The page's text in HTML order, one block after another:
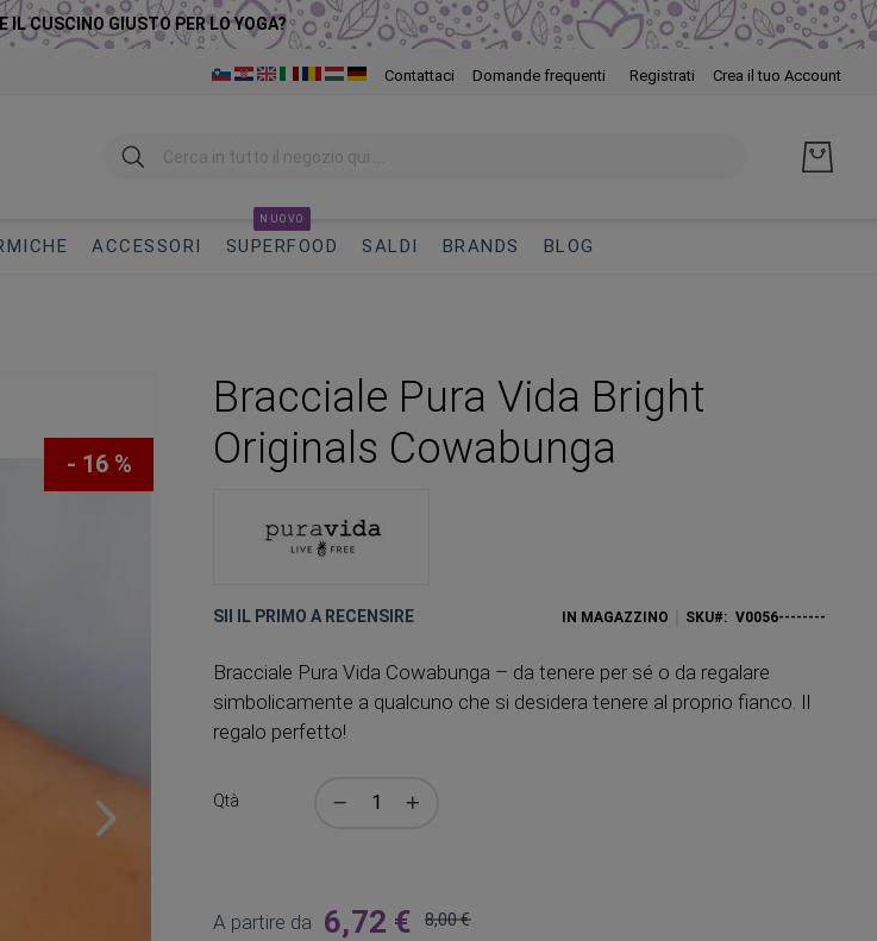
IL CUSCINO GIUSTO PER LO YOGA?
al
Contattaci Domande frequenti Registrati Crea il tuo Account
Ricerca
ACCESSORI SUPERFOOD
NUOVO
SALDI BRANDS BLOG
- 16 %
Bracciale Pura Vida Bright
Originals Cowabunga
SII IL PRIMO A RECENSIRE IN MAGAZZINO SKU V0056--------
Bracciale Pura Vida Cowabunga – da tenere per sé o da regalare
simbolicamente a qualcuno che si desidera tenere al proprio fianco. Il
regalo perfetto!
Qtà
A partire da 6,72 €
Prezzo
8,00 €